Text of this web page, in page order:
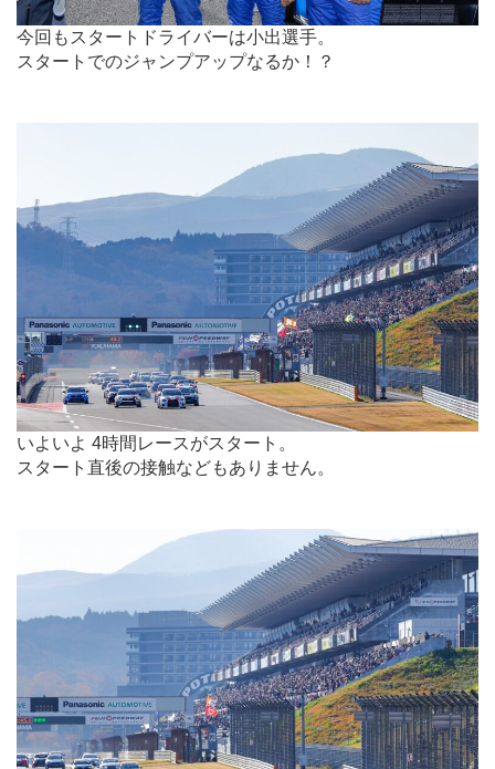
今回もスタートドライバーは小出選手。
スタートでのジャンプアップなるか！？
いよいよ 4時間レースがスタート。
スタート直後の接触などもありません。